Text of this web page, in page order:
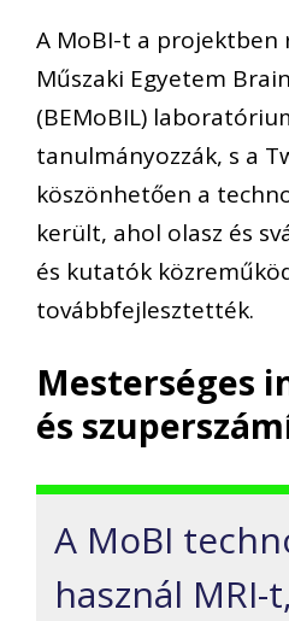
A MoBI-t a projektben
Műszaki Egyetem
(BEMoBIL)
tanulmányozzák, s a
köszönhetően a
került, ahol olasz és
és kutatók
továbbfejlesztették.
Mesterséges
és
A MoBI
használ MRI-